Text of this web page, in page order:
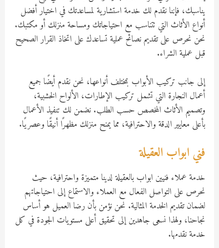
يناسبك، فإننا نقدم لك خدمة استشارية لمساعدتك في اختيار أفضل
أنواع الأثاث التي تتناسب مع احتياجاتك ومساحة منزلك أو مكتبك.
نحن نحرص على تقديم نصائح عملية تساعدك على اتخاذ القرار الصحيح
قبل عملية الشراء.
إلى جانب تركيب الأبواب بمختلف أنواعها، نحن نقدم أيضًا جميع
أعمال النجارة التي تشمل تركيب الإطارات، الألواح الخشبية،
وتصميم الأثاث المخصص حسب الطلب. نضمن لك تنفيذ الأعمال
بأعلى معايير الدقة والاحترافية، مما يمنح منزلك مظهرًا أنيقًا وعصريًا.
فني ابواب العقيلة
خدمة عملاء فنيين ابواب بالعقيلة لدينا متميزة واحترافية، حيث
نحرص على التواصل الفعال مع العملاء والاستماع إلى احتياجاتهم
لضمان تقديم الخدمة المثالية. نحن نؤمن بأن رضا العميل هو أساس
نجاحنا، ولهذا نسعى جاهدين إلى تحقيق أعلى مستويات الجودة في كل
خدمة نقدمها.